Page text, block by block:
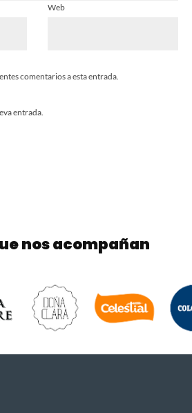
Web
comentarios a esta entrada.
entrada.
nos acompañan